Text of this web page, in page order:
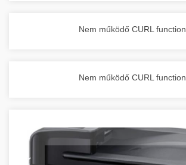
Nem működő CURL function.
Nem működő CURL function.